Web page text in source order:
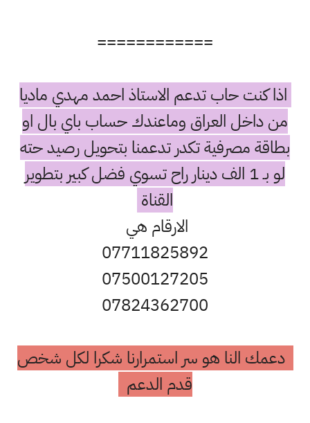
============
اذا كنت حاب تدعم الاستاذ احمد مهدي ماديا
من داخل العراق وماعندك حساب باي بال او
بطاقة مصرفية تكدر تدعمنا بتحويل رصيد حته
لو بـ 1 الف دينار راح تسوي فضل كبير بتطوير
القناة
الارقام هي
07711825892
07500127205
07824362700
دعمك النا هو سر استمرارنا شكرا لكل شخص
قدم الدعم